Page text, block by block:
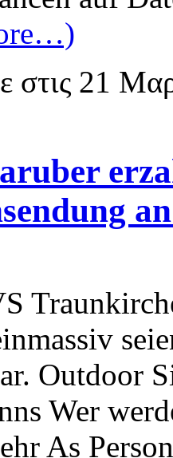
στις 21
Outdoor
Wer
As